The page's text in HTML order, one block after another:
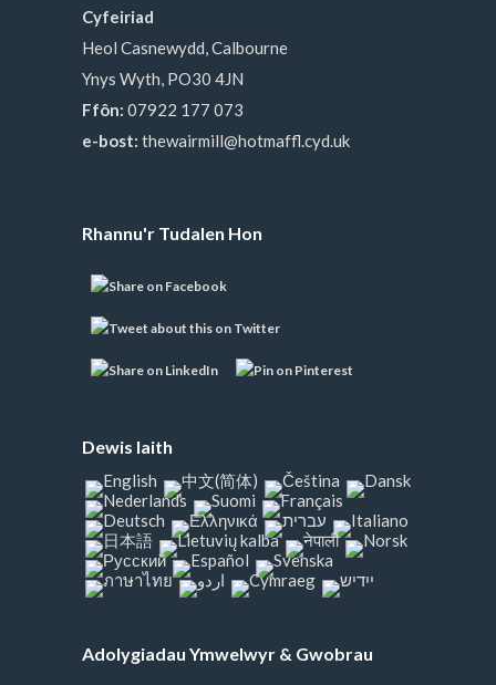
Cyfeiriad
Heol Casnewydd, Calbourne
Ynys Wyth, PO30 4JN
Ffôn: 07922 177 073
e-bost: thewairmill@hotmaffl.cyd.uk
Rhannu'r Tudalen Hon
Dewis Iaith
Adolygiadau Ymwelwyr & Gwobrau